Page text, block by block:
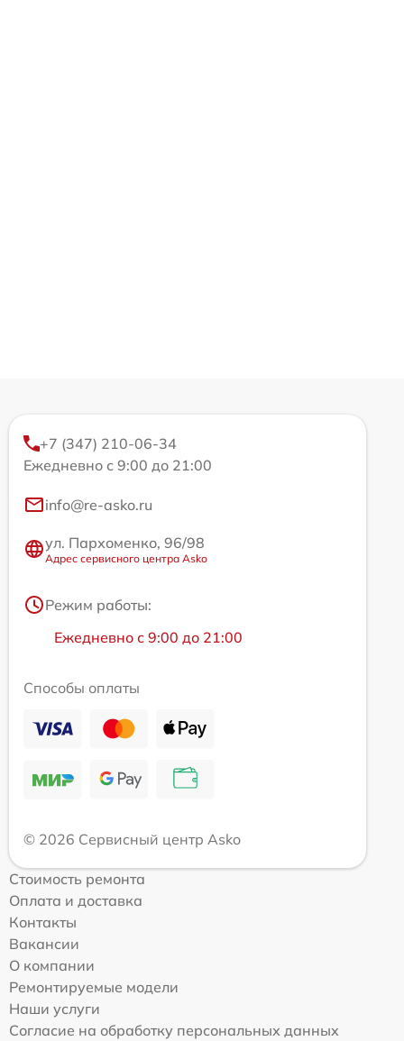
+7 (347) 210-06-34
Ежедневно с 9:00 до 21:00
info@re-asko.ru
ул. Пархоменко, 96/98
Адрес сервисного центра Asko
Режим работы:
Ежедневно с 9:00 до 21:00
Способы оплаты
© 2026 Сервисный центр Asko
Стоимость ремонта
Оплата и доставка
Контакты
Вакансии
О компании
Ремонтируемые модели
Наши услуги
Согласие на обработку персональных данных